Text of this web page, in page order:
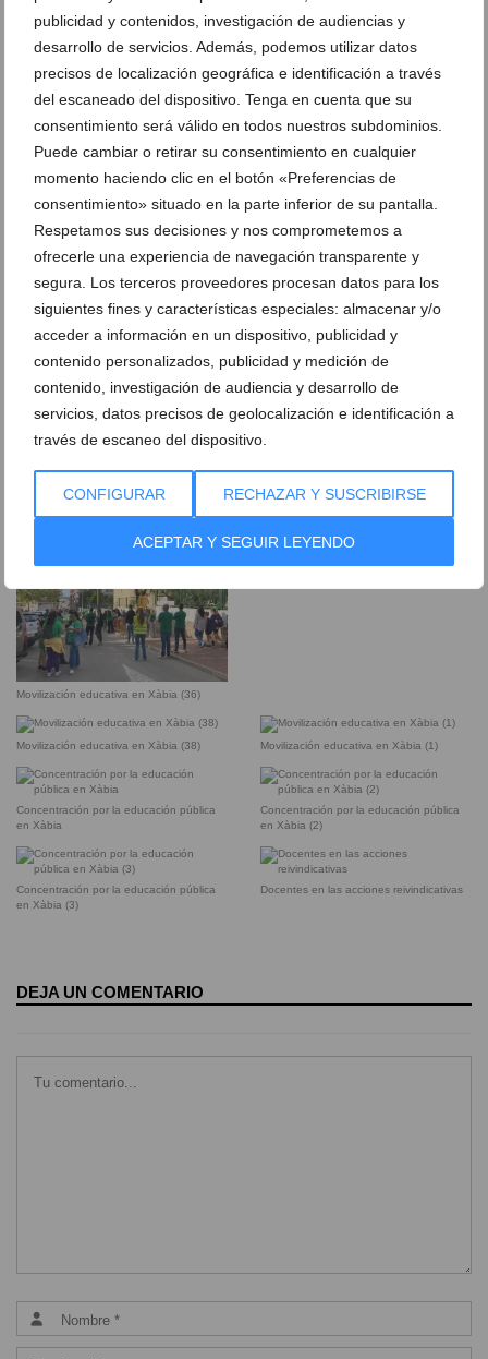
publicidad y contenidos, investigación de audiencias y
desarrollo de servicios. Además, podemos utilizar datos
precisos de localización geográfica e identificación a través
del escaneado del dispositivo. Tenga en cuenta que su
consentimiento será válido en todos nuestros subdominios.
Puede cambiar o retirar su consentimiento en cualquier
momento haciendo clic en el botón «Preferencias de
consentimiento» situado en la parte inferior de su pantalla.
Respetamos sus decisiones y nos comprometemos a
ofrecerle una experiencia de navegación transparente y
segura. Los terceros proveedores procesan datos para los
siguientes fines y características especiales: almacenar y/o
acceder a información en un dispositivo, publicidad y
contenido personalizados, publicidad y medición de
contenido, investigación de audiencia y desarrollo de
servicios, datos precisos de geolocalización e identificación a
través de escaneo del dispositivo.
CONFIGURAR RECHAZAR Y SUSCRIBIRSE
ACEPTAR Y SEGUIR LEYENDO
Movilización educativa en Xàbia Movilización educativa en Xàbia (29)
Maria Polo, con el megáfono durante la
Movilización educativa en Xàbia (31)
Movilización educativa en Xàbia (32)
Piquete informativo a las puertas de un
Movilización educativa en Xàbia (34) Movilización educativa en Xàbia (35)
Movilización educativa en Xàbia (36)
Movilización educativa en Xàbia (38) Movilización educativa en Xàbia (1)
Concentración por la educación pública
en Xàbia
Concentración por la educación pública
en Xàbia (2)
Concentración por la educación pública
en Xàbia (3)
Docentes en las acciones reivindicativas
DEJA UN COMENTARIO